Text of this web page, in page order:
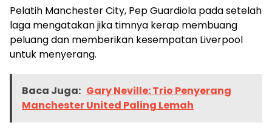
Pelatih Manchester City, Pep Guardiola pada setelah
laga mengatakan jika timnya kerap membuang
peluang dan memberikan kesempatan Liverpool
untuk menyerang.
Baca Juga: Gary Neville: Trio Penyerang
Manchester United Paling Lemah